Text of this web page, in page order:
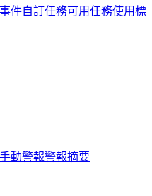
件自訂任務可用任務使用標
手動警報警報摘要